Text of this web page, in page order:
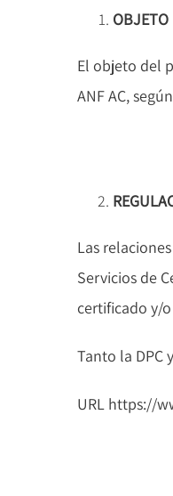
OBJETO
El objeto del
ANF AC,
Las
Servicios de
certificado y/
Tanto la DPC
URL https://